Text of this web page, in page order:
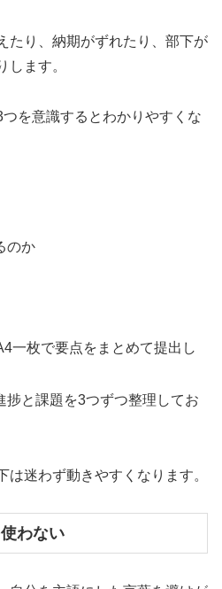
たり、納期がずれたり、部下が
します。
を意識するとわかりやすくな
のか
一枚で要点をまとめて提出し
捗と課題を3つずつ整理してお
は迷わず動きやすくなります。
わない